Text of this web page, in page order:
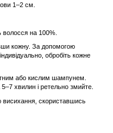
1–2 см.
волосся на 100%.
кожну. За допомогою
обробіть кожне
або кислим шампунем.
хвилин і ретельно змийте.
висихання, скориставшись